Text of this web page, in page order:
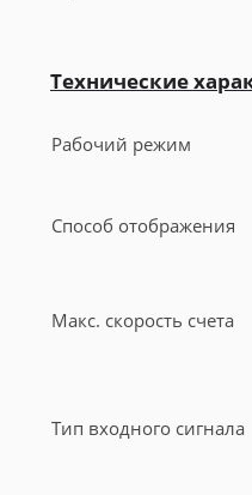
Технические
Рабочий режим
Способ отображения
Макс. скорость счета
Тип входного сигнала